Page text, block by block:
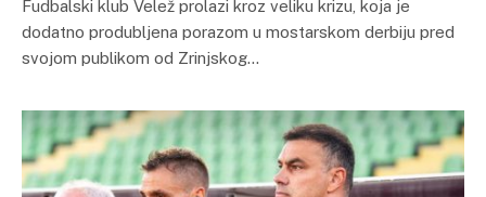
Fudbalski klub Velež prolazi kroz veliku krizu, koja je
dodatno produbljena porazom u mostarskom derbiju pred
svojom publikom od Zrinjskog…